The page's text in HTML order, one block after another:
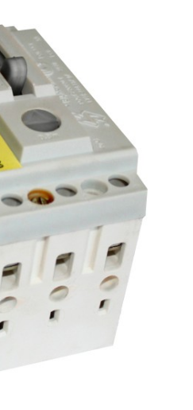
диэлектрические
Стремянки с
Стремянки с
опорой
Ширмы
РЗА (шторы)
Штендеры
Щиты
диэлектрические